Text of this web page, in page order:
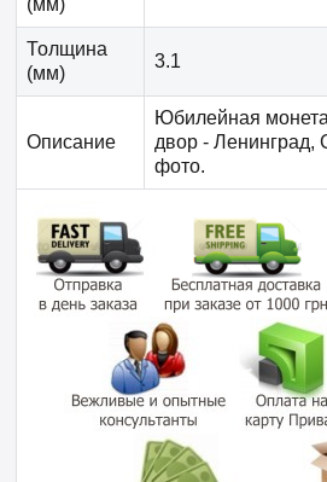
(мм)
Толщина
(мм)
3.1
Описание
Юбилейная
двор -
фото.